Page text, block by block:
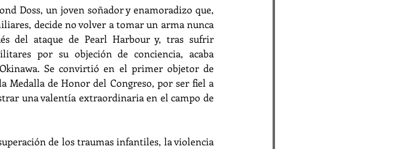
Doss, un joven soñador y enamoradizo que,
decide no volver a tomar un arma nunca
del ataque de Pearl Harbour y, tras sufrir
por su objeción de conciencia, acaba
Se convirtió en el primer objetor de
Medalla de Honor del Congreso, por ser fiel a
una valentía extraordinaria en el campo de
de los traumas infantiles, la violencia